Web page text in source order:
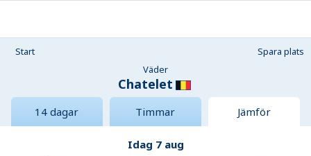
Start
Spara plats
Väder
Chatelet
14 dagar Timmar Jämför
Idag 7 aug